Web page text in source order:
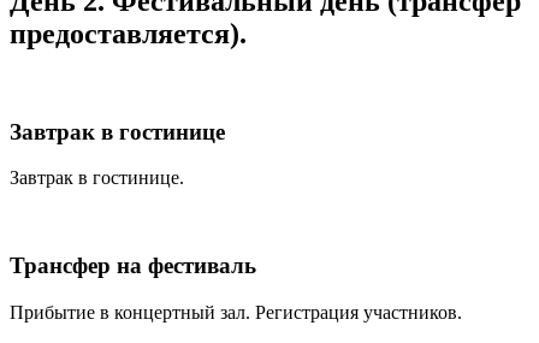
предоставляется).
Завтрак в гостинице
Завтрак в гостинице.
Трансфер на фестиваль
Прибытие в концертный зал. Регистрация участников.